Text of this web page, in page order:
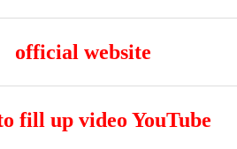
official website
fill up video YouTube